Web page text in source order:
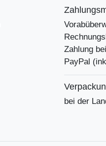
Zahlung
PayPal
bei der